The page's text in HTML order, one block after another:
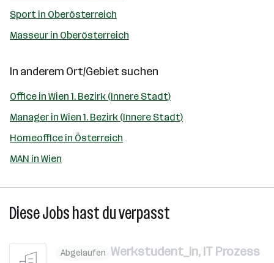
Sport in Oberösterreich
Masseur in Oberösterreich
In anderem Ort/Gebiet suchen
Office in Wien 1. Bezirk (Innere Stadt)
Manager in Wien 1. Bezirk (Innere Stadt)
Homeoffice in Österreich
MAN in Wien
Diese Jobs hast du verpasst
Abgelaufen Werkstudent_in, IT Prozess